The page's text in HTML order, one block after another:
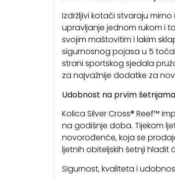
Izdržljivi kotači stvaraju
upravljanje jednom rukom i
svojim maštovitim i lakim
sigurnosnog pojasa u 5
strani sportskog sjedala
za najvažnije dodatke za
Udobnost na prvim šetnjama
Kolica Silver Cross® Reef™
na godišnje doba. Tijekom
novorođenče, koja se
ljetnih obiteljskih šetnji
Sigurnost, kvaliteta i